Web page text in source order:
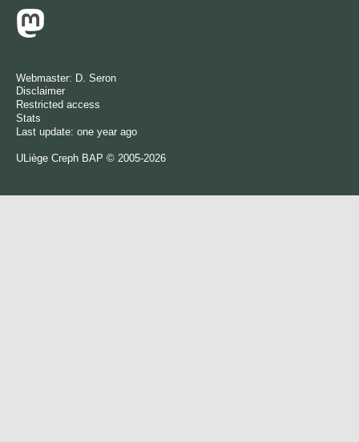
Webmaster: D. Seron
Disclaimer
Restricted access
Stats
Last update: one year ago
ULiège Creph BAP © 2005-2026